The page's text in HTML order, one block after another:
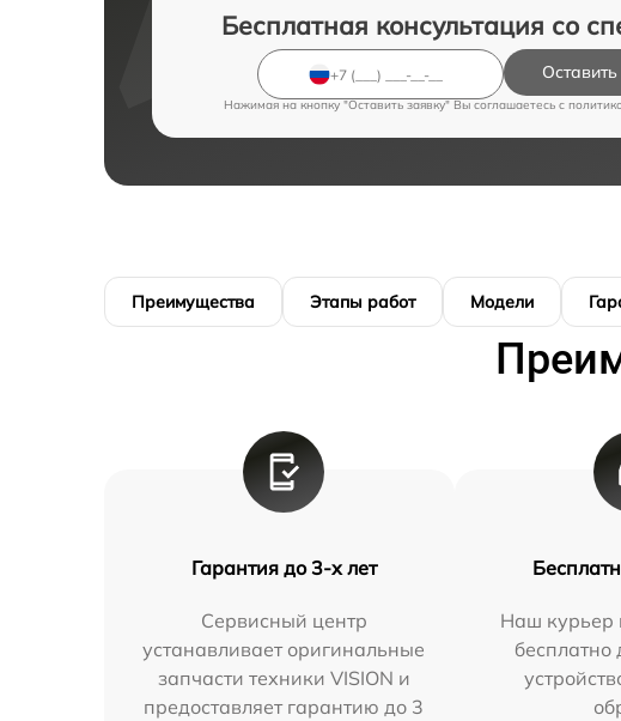
Бесплатная консультация со
Нажимая на кнопку "Оставить заявку" Вы соглашаетесь c
Преимущества Этапы работ Модели
Гарантия до 3-х лет
Сервисный центр
устанавливает оригинальные
запчасти техники VISION и
предоставляет гарантию до 3
Наш курьер
бесплатно